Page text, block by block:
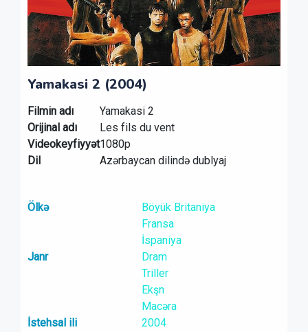
Yamakasi 2 (2004)
Filmin adı
Yamakasi 2
Orijinal adı
Les fils du vent
Videokeyfiyyət1080p
Dil
Azərbaycan dilində dublyaj
Ölkə
Böyük Britaniya
Fransa
İspaniya
Janr
Dram
Triller
Ekşn
Macəra
İstehsal ili
2004